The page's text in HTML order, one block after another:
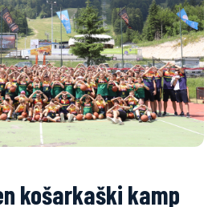
košarkaški kamp